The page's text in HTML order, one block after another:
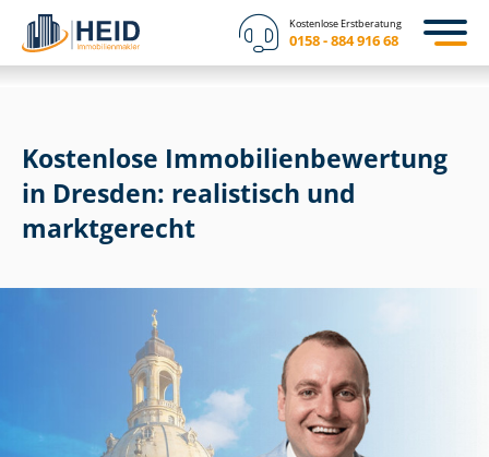
Kostenlose Erstberatung
0158 - 884 916 68
Kostenlose Im­mo­bi­li­en­be­wer­tung
in Dresden: realistisch und
marktgerecht